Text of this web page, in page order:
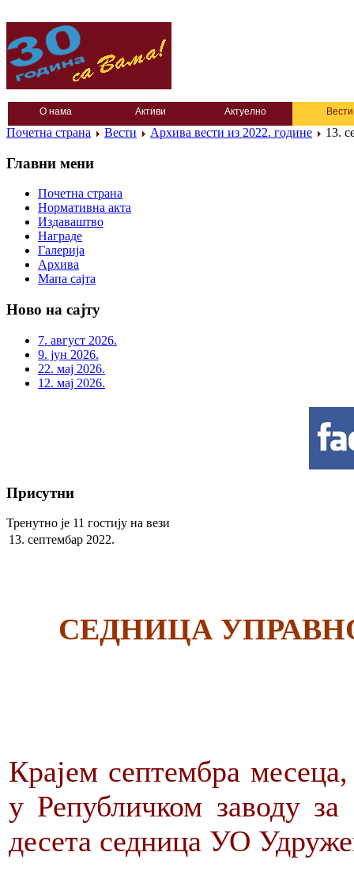
О нама Активи Актуелно Вести
Почетна страна Вести Архива вести из 2022. године 13.
Главни мени
Почетна страна
Нормативна акта
Издаваштво
Награде
Галерија
Архива
Мапа сајта
Ново на сајту
7. август 2026.
9. јун 2026.
22. мај 2026.
12. мај 2026.
Присутни
Тренутно је 11 гостију на вези
13. септембар 2022.
СЕДНИЦА
Крајем септембра
у Републичком заводу
десета седница УО